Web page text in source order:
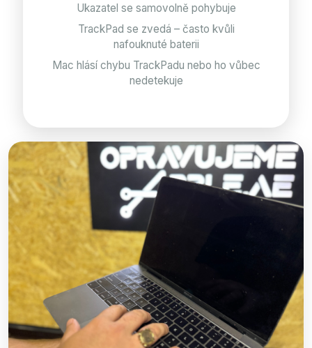
Ukazatel se samovolně pohybuje
TrackPad se zvedá – často kvůli
nafouknuté baterii
Mac hlásí chybu TrackPadu nebo ho vůbec
nedetekuje